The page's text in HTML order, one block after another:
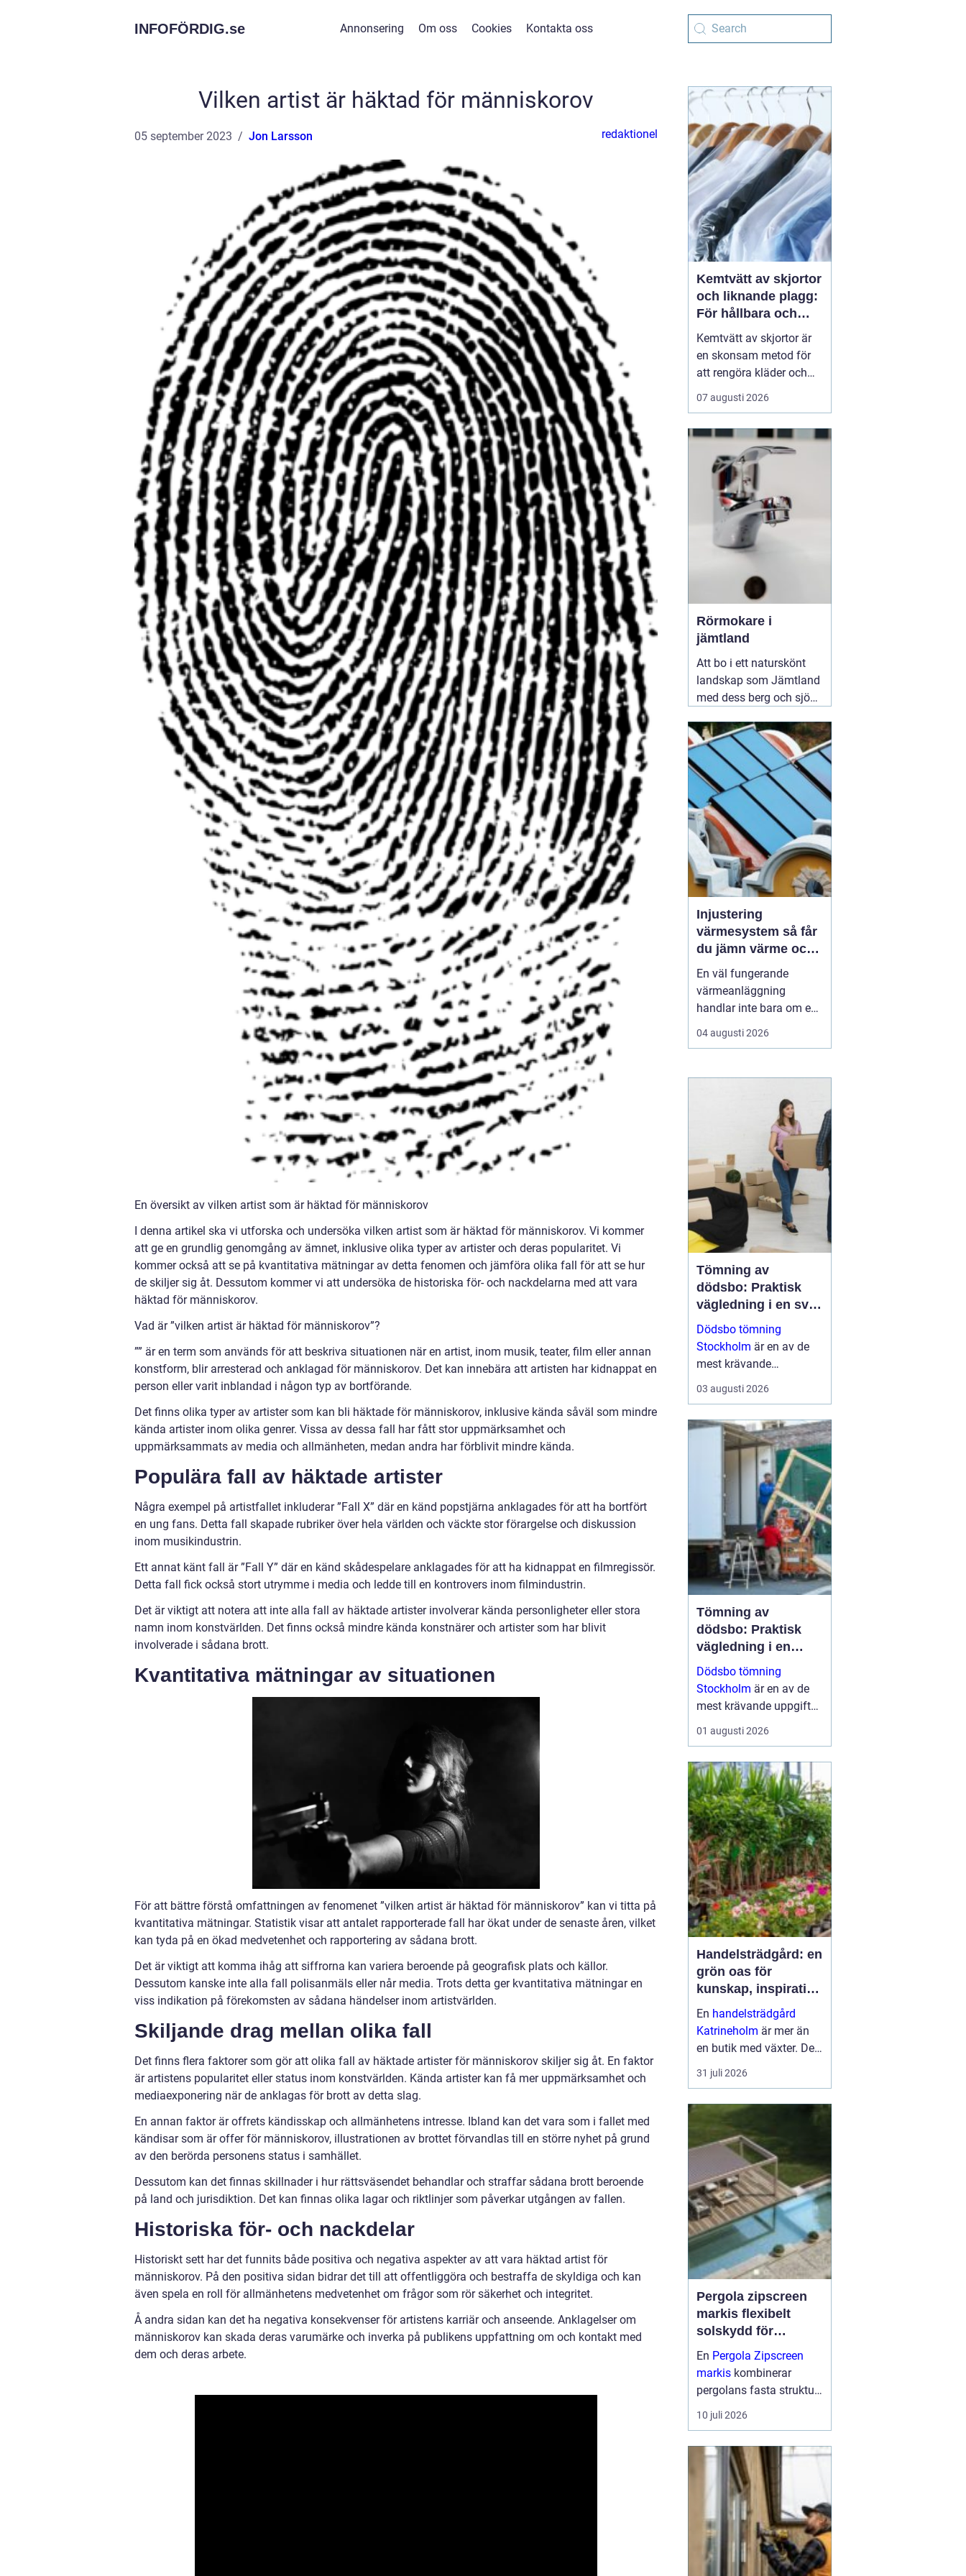
INFOFÖRDIG.se Annonsering Om oss Cookies Kontakta oss
Vilken artist är häktad för människorov
05 september 2023 Jon Larsson redaktionel
En översikt av vilken artist som är häktad för människorov
I denna artikel ska vi utforska och undersöka vilken artist som är häktad för människorov. Vi kommer
att ge en grundlig genomgång av ämnet, inklusive olika typer av artister och deras popularitet. Vi
kommer också att se på kvantitativa mätningar av detta fenomen och jämföra olika fall för att se hur
de skiljer sig åt. Dessutom kommer vi att undersöka de historiska för- och nackdelarna med att vara
häktad för människorov.
Vad är ”vilken artist är häktad för människorov”?
”” är en term som används för att beskriva situationen när en artist, inom musik, teater, film eller annan
konstform, blir arresterad och anklagad för människorov. Det kan innebära att artisten har kidnappat en
person eller varit inblandad i någon typ av bortförande.
Det finns olika typer av artister som kan bli häktade för människorov, inklusive kända såväl som mindre
kända artister inom olika genrer. Vissa av dessa fall har fått stor uppmärksamhet och
uppmärksammats av media och allmänheten, medan andra har förblivit mindre kända.
Populära fall av häktade artister
Några exempel på artistfallet inkluderar ”Fall X” där en känd popstjärna anklagades för att ha bortfört
en ung fans. Detta fall skapade rubriker över hela världen och väckte stor förargelse och diskussion
inom musikindustrin.
Ett annat känt fall är ”Fall Y” där en känd skådespelare anklagades för att ha kidnappat en filmregissör.
Detta fall fick också stort utrymme i media och ledde till en kontrovers inom filmindustrin.
Det är viktigt att notera att inte alla fall av häktade artister involverar kända personligheter eller stora
namn inom konstvärlden. Det finns också mindre kända konstnärer och artister som har blivit
involverade i sådana brott.
Kvantitativa mätningar av situationen
För att bättre förstå omfattningen av fenomenet ”vilken artist är häktad för människorov” kan vi titta på
kvantitativa mätningar. Statistik visar att antalet rapporterade fall har ökat under de senaste åren, vilket
kan tyda på en ökad medvetenhet och rapportering av sådana brott.
Det är viktigt att komma ihåg att siffrorna kan variera beroende på geografisk plats och källor.
Dessutom kanske inte alla fall polisanmäls eller når media. Trots detta ger kvantitativa mätningar en
viss indikation på förekomsten av sådana händelser inom artistvärlden.
Skiljande drag mellan olika fall
Det finns flera faktorer som gör att olika fall av häktade artister för människorov skiljer sig åt. En faktor
är artistens popularitet eller status inom konstvärlden. Kända artister kan få mer uppmärksamhet och
mediaexponering när de anklagas för brott av detta slag.
En annan faktor är offrets kändisskap och allmänhetens intresse. Ibland kan det vara som i fallet med
kändisar som är offer för människorov, illustrationen av brottet förvandlas till en större nyhet på grund
av den berörda personens status i samhället.
Dessutom kan det finnas skillnader i hur rättsväsendet behandlar och straffar sådana brott beroende
på land och jurisdiktion. Det kan finnas olika lagar och riktlinjer som påverkar utgången av fallen.
Historiska för- och nackdelar
Historiskt sett har det funnits både positiva och negativa aspekter av att vara häktad artist för
människorov. På den positiva sidan bidrar det till att offentliggöra och bestraffa de skyldiga och kan
även spela en roll för allmänhetens medvetenhet om frågor som rör säkerhet och integritet.
Å andra sidan kan det ha negativa konsekvenser för artistens karriär och anseende. Anklagelser om
människorov kan skada deras varumärke och inverka på publikens uppfattning om och kontakt med
dem och deras arbete.
Kemtvätt av skjortor
och liknande plagg:
För hållbara och
fräscha kläder
Kemtvätt av skjortor är
en skonsam metod för
att rengöra kläder och
textilier som inte tål
vanlig vattentvätt.
lösningsmedel i stället
för vatten bevaras färg,
form och k&...
07 augusti 2026
Rörmokare i
jämtland
Att bo i ett naturskönt
landskap som Jämtland
med dess berg och sjöar
Dock kan det kalla
klimatet och det
avlägsna läget innebära
utmaningar när det
kommer till vatten- och
värmeförsörjning,
augusti 2026
Injustering
värmesystem så får
du jämn värme och
lägre energikostnad
En väl fungerande
värmeanläggning
handlar inte bara om en
modern panna eller
värmepump. Utan rätt
och cirkulationspumpar
effekten på vägen.
Många fastighetsägare
märker det som kalla
hörn, överhettad...
04 augusti 2026
Tömning av
dödsbo: Praktisk
vägledning i en svår
tid
Dödsbo tömning
Stockholm är en av de
mest krävande
uppgifterna som många
förr eller senare behöver
03 augusti 2026
Tömning av
dödsbo: Praktisk
vägledning i en
känslig situation
Dödsbo tömning
Stockholm är en av de
mest krävande uppgifter
som närstående kan
ställas inför, både
01 augusti 2026
Handelsträdgård: en
grön oas för
kunskap, inspiration
och odlarglädje
En handelsträdgård
Katrineholm är mer än
en butik med växter. Den
fungerar som en
mötesplats för
skapa trivsel...
31 juli 2026
Pergola zipscreen
markis flexibelt
solskydd för
moderna uterum
En Pergola Zipscreen
markis kombinerar
pergolans fasta struktur
med screenmarkisens
smarta solskydd.
som går att använda
större delen av året, med
bra skydd mot sol, vind
och reg...
10 juli 2026